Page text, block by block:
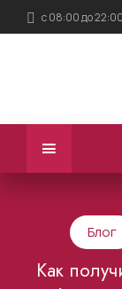
с 08:00 до 22:00
Блог
Как